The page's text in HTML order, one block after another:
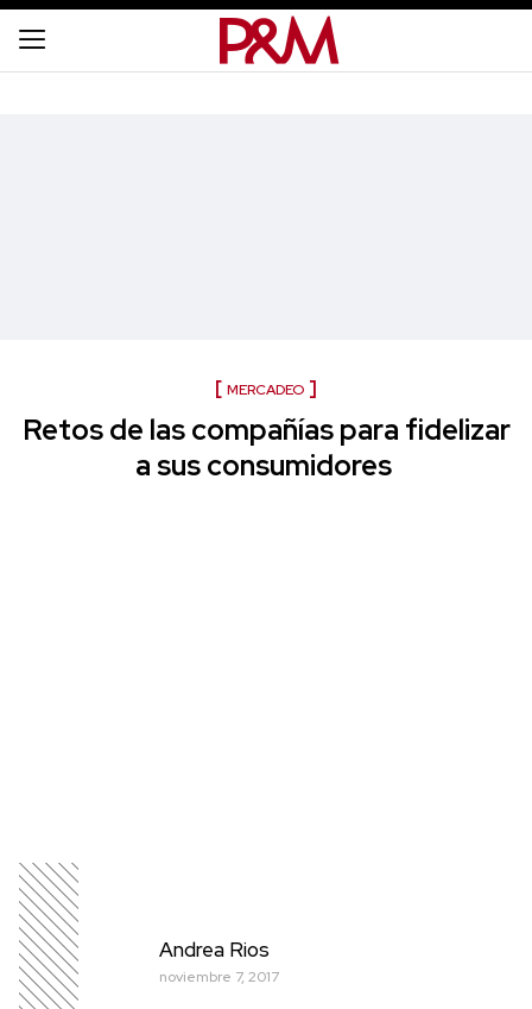
MERCADEO
Retos de las compañías para fidelizar
a sus consumidores
Andrea Rios
noviembre 7, 2017